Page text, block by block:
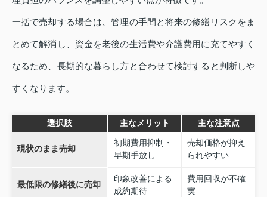
一括で売却する場合は、管理の手間と将来の修繕リスクをま
とめて解消し、資金を老後の生活費や介護費用に充てやすく
なるため、長期的な暮らし方と合わせて検討すると判断しや
すくなります。
選択肢 主なメリット 主な注意点
現状のまま売却
初期費用抑制・
早期手放し
売却価格が抑え
られやすい
最低限の修繕後に売却
印象改善による
成約期待
費用回収が不確
実